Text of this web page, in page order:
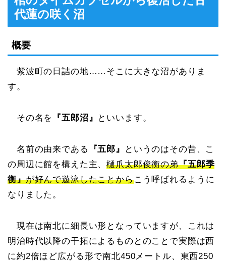
代蓮の咲く沼
概要
紫波町の日詰の地……そこに大きな沼がありま
す。
その名を 『五郎沼』 といいます。
名前の由来である 『五郎』
というのはその昔、こ
の周辺に館を構えた主、樋爪太郎俊衡の弟『五郎季
衡』が好んで遊泳したことからこう呼ばれるように
なりました。
現在は南北に細長い形となっていますが、これは
明治時代以降の干拓によるものとのことで実際は西
に約2倍ほど広がる形で南北450メートル、東西250